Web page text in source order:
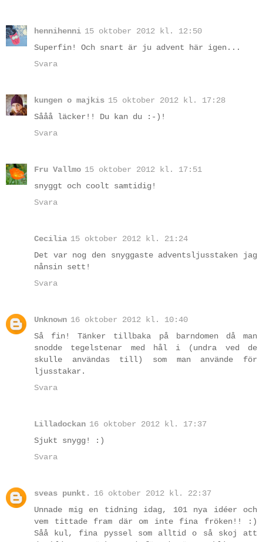
hennihenni 15 oktober 2012 kl. 12:50
Superfin! Och snart är ju advent här igen...
Svara
kungen o majkis 15 oktober 2012 kl. 17:28
Sååå läcker!! Du kan du :-)!
Svara
Fru Vallmo 15 oktober 2012 kl. 17:51
snyggt och coolt samtidig!
Svara
Cecilia 15 oktober 2012 kl. 21:24
Det var nog den snyggaste adventsljusstaken jag
nånsin sett!
Svara
Unknown 16 oktober 2012 kl. 10:40
Så fin! Tänker tillbaka på barndomen då man
snodde tegelstenar med hål i (undra ved de
skulle användas till) som man använde för
ljusstakar.
Svara
Lilladockan 16 oktober 2012 kl. 17:37
Sjukt snygg! :)
Svara
sveas punkt.
16 oktober 2012 kl. 22:37
Unnade mig en tidning idag, 101 nya idéer och
vem tittade fram där om inte fina fröken!! :)
Såå kul, fina pyssel som alltid o så skoj att